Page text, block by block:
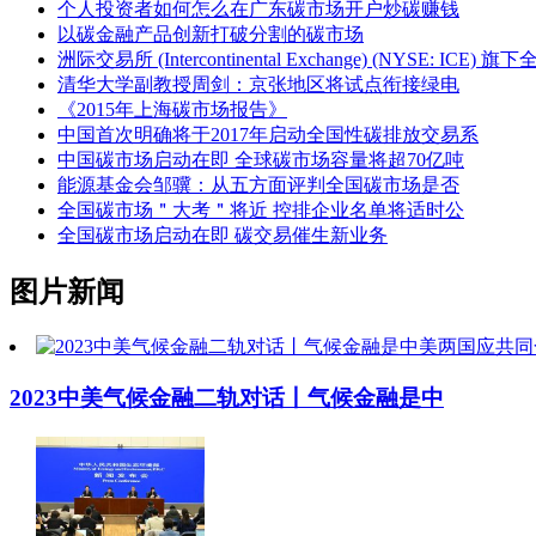
个人投资者如何怎么在广东碳市场开户炒碳赚钱
以碳金融产品创新打破分割的碳市场
洲际交易所 (Intercontinental Exchange) (NYSE: ICE) 旗下
清华大学副教授周剑：京张地区将试点衔接绿电
《2015年上海碳市场报告》
中国首次明确将于2017年启动全国性碳排放交易系
中国碳市场启动在即 全球碳市场容量将超70亿吨
能源基金会邹骥：从五方面评判全国碳市场是否
全国碳市场＂大考＂将近 控排企业名单将适时公
全国碳市场启动在即 碳交易催生新业务
图片新闻
2023中美气候金融二轨对话丨气候金融是中